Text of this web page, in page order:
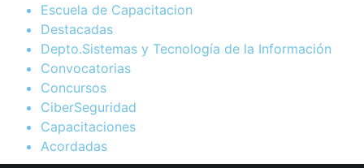
Escuela de Capacitacion
Destacadas
Depto.Sistemas y Tecnología de la Información
Convocatorias
Concursos
CiberSeguridad
Capacitaciones
Acordadas